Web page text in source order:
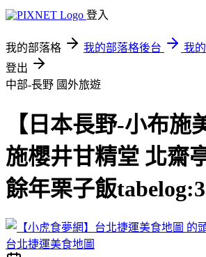
登入
我的部落格 我的部落格後台
我
登出
中部-長野 國外旅遊
【日本長野-小布施
施櫻井甘精堂 北齋
餘年栗子飯
台北捷運美食地圖